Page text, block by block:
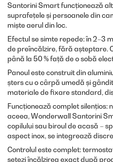
Santorini Smart funcționează
suprafețele și persoanele din
miște aerul din loc.
Efectul se simte repede: în 2–3
de preîncălzire, fără așteptare.
până la 50 % față de o sobă
Panoul este construit din
șters cu o cârpă umedă și
materiale de fixare standard,
Funcționează complet silențios:
aceea, Wonderwall Santorini
copilului sau biroul de acasă –
aspect inox, se integrează
Controlul este complet:
setezi încălzirea exact după